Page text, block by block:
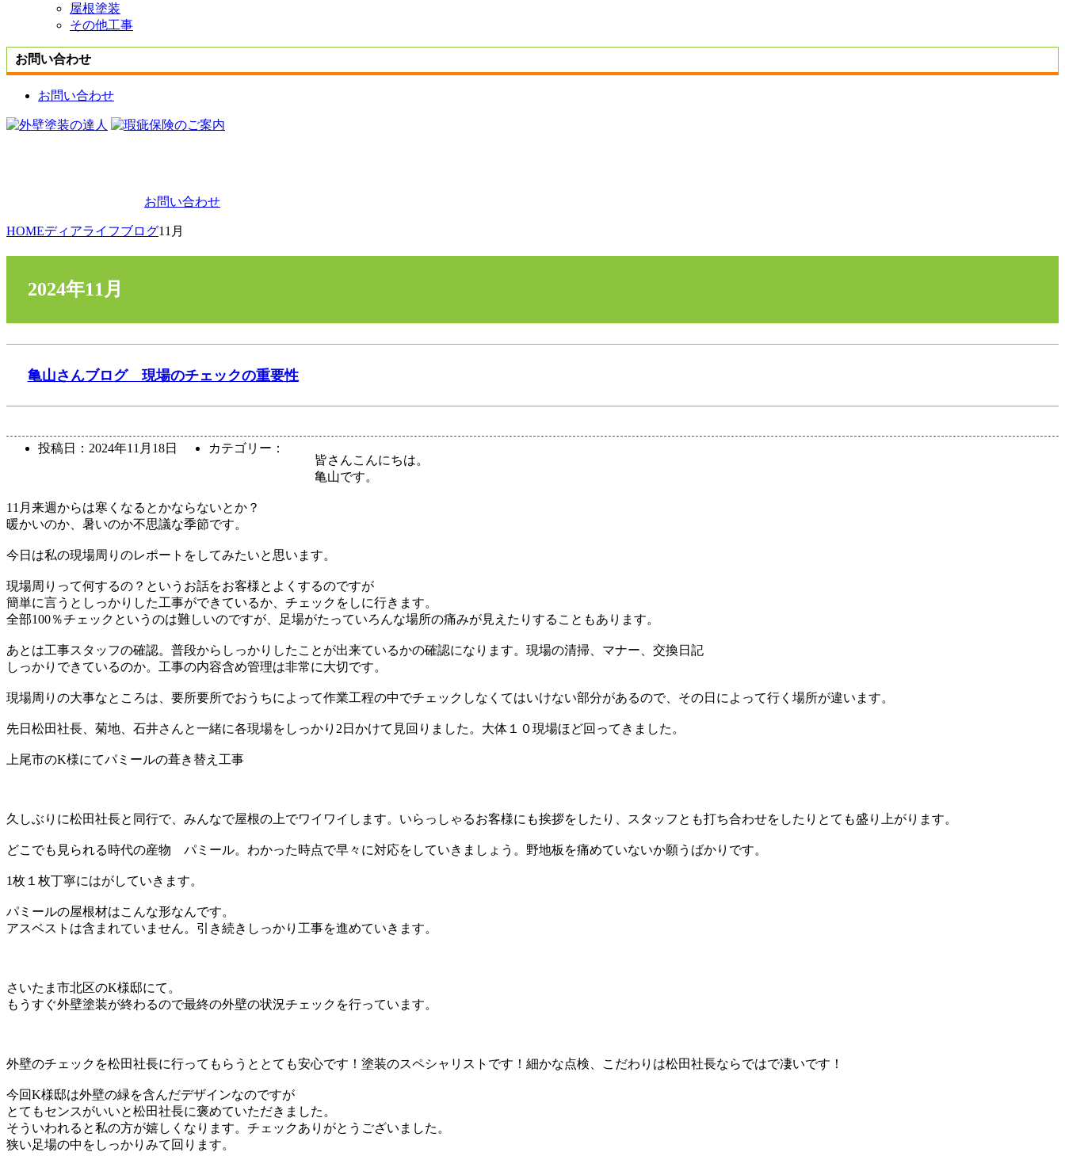
屋根塗装
その他工事
お問い合わせ
お問い合わせ
お問い合わせ
HOMEディアライフブログ11月
2024年11月
亀山さんブログ 現場のチェックの重要性
投稿日： 2024年11月18日
カテゴリー：
皆さんこんにちは。
亀山です。
11月来週からは寒くなるとかならないとか？
暖かいのか、暑いのか不思議な季節です。
今日は私の現場周りのレポートをしてみたいと思います。
現場周りって何するの？というお話をお客様とよくするのですが
簡単に言うとしっかりした工事ができているか、チェックをしに行きます。
全部100％チェックというのは難しいのですが、足場がたっていろんな場所の痛みが見えたりすることもあります。
あとは工事スタッフの確認。普段からしっかりしたことが出来ているかの確認になります。現場の清掃、マナー、交換日記
しっかりできているのか。工事の内容含め管理は非常に大切です。
現場周りの大事なところは、要所要所でおうちによって作業工程の中でチェックしなくてはいけない部分があるので、その日によって行く場所が違います。
先日松田社長、菊地、石井さんと一緒に各現場をしっかり2日かけて見回りました。大体１０現場ほど回ってきました。
上尾市のK様にてパミールの葺き替え工事
久しぶりに松田社長と同行で、みんなで屋根の上でワイワイします。いらっしゃるお客様にも挨拶をしたり、スタッフとも打ち合わせをしたりとても盛り上がります。
どこでも見られる時代の産物 パミール。わかった時点で早々に対応をしていきましょう。野地板を痛めていないか願うばかりです。
1枚１枚丁寧にはがしていきます。
パミールの屋根材はこんな形なんです。
アスベストは含まれていません。引き続きしっかり工事を進めていきます。
さいたま市北区のK様邸にて。
もうすぐ外壁塗装が終わるので最終の外壁の状況チェックを行っています。
外壁のチェックを松田社長に行ってもらうととても安心です！塗装のスペシャリストです！細かな点検、こだわりは松田社長ならではで凄いです！
今回K様邸は外壁の緑を含んだデザインなのですが
とてもセンスがいいと松田社長に褒めていただきました。
そういわれると私の方が嬉しくなります。チェックありがとうございました。
狭い足場の中をしっかりみて回ります。